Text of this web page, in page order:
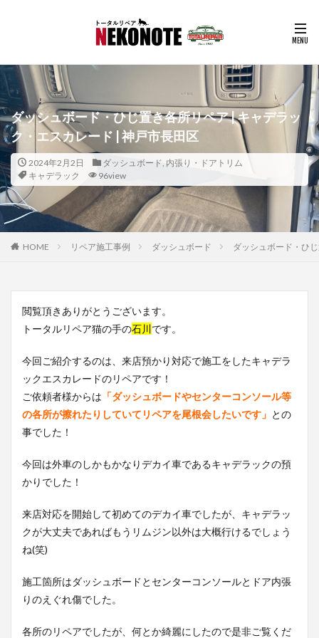
ダッシュボード・ひじ置き各所リペア | キャデラッ
ク・エスカレード | 神戸市長田区
2024年2月2日 ダッシュボード, 内張り・ドアトリム
キャデラック
96view
HOME リペア施工事例 ダッシュボード ダッシュボード・ひ
閲覧頂きありがとうございます。
トータルリペア猫の手の石川です。
今回ご紹介するのは、来店預かり対応で施工をしたキャデラ
ックエスカレードのリペアです！
ご依頼者様からは 「ダッシュボードやセンターコンソール等
の各所が擦れたりしていてリペアを尾根会したいです」 との
事でした！
今回は外車のしかもかなりデカイ車であるキャデラックの預
かりでした！
来店対応を開始して初めてのデカイ車でしたが、キャデラッ
クが大丈夫であればもうリムジン以外は大概行けるでしょう
ね(笑)
施工箇所はダッシュボードとセンターコンソールとドア内張
りのえぐれ傷でした。
各所のリペアでしたが、何とか綺麗にしたので是非ご覧くだ